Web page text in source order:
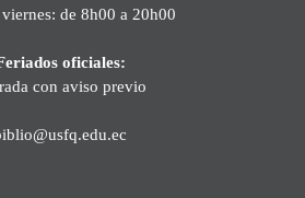
de 8h00 a 20h00
oficiales:
con aviso previo